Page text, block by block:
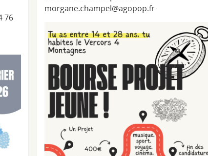
morgane.champel@agopop.fr
76